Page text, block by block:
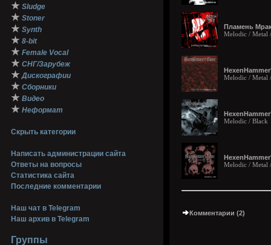
★ Sludge
★ Stoner
★ Synth
★ 8-bit
★ Female Vocal
★ СНГ/Зарубеж
★ Дискографии
★ Сборники
★ Видео
★ Неформат
Скрыть категории
Написать администрации сайта
Ответы на вопросы
Статистика сайта
Последние комментарии
Наш чат в Telegram
Наш архив в Telegram
Группы
Пламень
Melodic / Metal
Melodic / Metal
Melodic / Black
Melodic / Metal
Комментарии (2)